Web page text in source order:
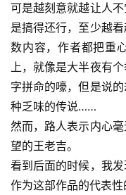
可是越刻意就越让人
是搞得还行，至少越
数内容，作者都把重
上，就像是大半夜有
字拼命的嚎，但是说
种乏味的传说……
然而，路人表示内心
望的王老吉。
看到后面的时候，我
作为这部作品的代表性